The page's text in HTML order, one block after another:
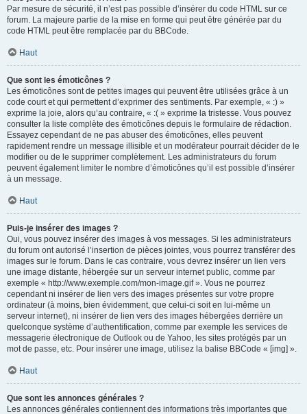
Par mesure de sécurité, il n’est pas possible d’insérer du code HTML sur ce
forum. La majeure partie de la mise en forme qui peut être générée par du
code HTML peut être remplacée par du BBCode.
Haut
Que sont les émoticônes ?
Les émoticônes sont de petites images qui peuvent être utilisées grâce à un
code court et qui permettent d’exprimer des sentiments. Par exemple, « :) »
exprime la joie, alors qu’au contraire, « :( » exprime la tristesse. Vous pouvez
consulter la liste complète des émoticônes depuis le formulaire de rédaction.
Essayez cependant de ne pas abuser des émoticônes, elles peuvent
rapidement rendre un message illisible et un modérateur pourrait décider de le
modifier ou de le supprimer complètement. Les administrateurs du forum
peuvent également limiter le nombre d’émoticônes qu’il est possible d’insérer
à un message.
Haut
Puis-je insérer des images ?
Oui, vous pouvez insérer des images à vos messages. Si les administrateurs
du forum ont autorisé l’insertion de pièces jointes, vous pourrez transférer des
images sur le forum. Dans le cas contraire, vous devrez insérer un lien vers
une image distante, hébergée sur un serveur internet public, comme par
exemple « http://www.exemple.com/mon-image.gif ». Vous ne pourrez
cependant ni insérer de lien vers des images présentes sur votre propre
ordinateur (à moins, bien évidemment, que celui-ci soit en lui-même un
serveur internet), ni insérer de lien vers des images hébergées derrière un
quelconque système d’authentification, comme par exemple les services de
messagerie électronique de Outlook ou de Yahoo, les sites protégés par un
mot de passe, etc. Pour insérer une image, utilisez la balise BBCode « [img] ».
Haut
Que sont les annonces générales ?
Les annonces générales contiennent des informations très importantes que